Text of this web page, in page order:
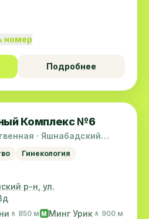
номер
Подробнее
Комплекс №6
· Яшнабадский
Гинекология
р-н, ул.
🚶 850 м M Минг Урик 🚶 900 м